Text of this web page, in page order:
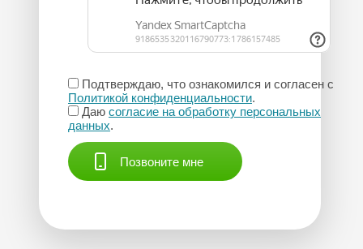
Подтверждаю, что ознакомился и согласен с
Политикой конфиденциальности.
Даю согласие на обработку персональных
данных.
Позвоните мне